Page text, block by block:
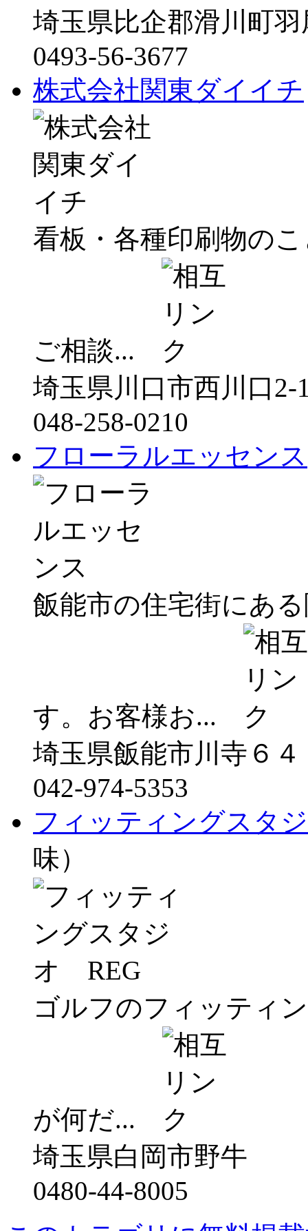
埼玉県比企郡滑川町羽
0493-56-3677
株式会社関東ダイイチ
看板・各種印刷物の
ご相談...
埼玉県川口市西川口2-
048-258-0210
フローラルエッセンス
飯能市の住宅街にあ
す。お客様お...
埼玉県飯能市川寺６
042-974-5353
フィッティングスタ
味）
ゴルフのフィッティ
が何だ...
埼玉県白岡市野牛
0480-44-8005